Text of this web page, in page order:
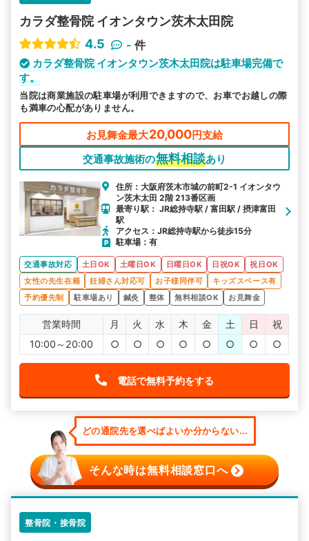
カラダ整骨院 イオンタウン茨木太田院
4.5
- 件
カラダ整骨院 イオンタウン茨木太田院は駐車場完備で
す。
当院は商業施設の駐車場が利用できますので、お車でお越しの際
も満車の心配がありません。
お見舞金最大20,000円支給
交通事故施術の無料相談あり
住所：大阪府茨木市城の前町2-1 イオンタウ
ン茨木太田 2階 213番区画
最寄り駅： JR総持寺駅 / 富田駅 / 摂津富田
駅
アクセス：JR総持寺駅から徒歩15分
駐車場：有
交通事故対応 土日OK 土曜日OK 日曜日OK 日祝OK
祝日OK
女性の先生在籍
妊婦さん対応可 お子様同伴可
キッズスペース有
予約優先制
駐車場あり 鍼灸 整体 無料相談OK お見舞金
営業時間 月 火 水 木 金 土 日
祝
10:00～20:00
○ ○ ○ ○ ○ ○ ○ ○
電話で無料予約をする
どの通院先を選べばよいか分からない...
そんな時は無料相談窓口へ
整骨院・接骨院